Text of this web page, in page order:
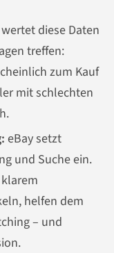
diese Daten
treffen:
zum Kauf
mit schlechten
eBay setzt
und Suche ein.
helfen dem
– und